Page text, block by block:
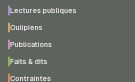
Lectures publiques
Oulipiens
Publications
Faits & dits
Contraintes